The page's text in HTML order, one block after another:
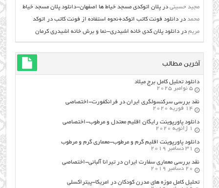
مجید حسینی درپلان اتوکدی مسجد خیاط ها اصفهان-دانلود پلان مسجد خیاط
محمد دردانلود فونت کاتب اتوکد+نحوه استفاده از فونت کاتب در اتوکد
مریم دردانلود پلان کدی خانه اشیدری-نما و برش خانه اشیدری کرمان
آخرین مطالب
دانلود تحلیل کامل برج میلاد
5 نوامبر 2025
نقد بررسی سرکنسولگری ایران در فرانکفورت-اختصاصی
14 فوریه 2020
دانلود پاورپوینت رایگان اقلیم معتدل و مرطوب-اختصاصی
1 ژانویه 2020
دانلود پاورپوینت اقلیم گرم و مرطوب-معماری گرم و مرطوب
31 دسامبر 2019
نقد بررسی معماری سفارت ایران در تیرانا آلبانی-اختصاصی
20 دسامبر 2019
تحلیل کامل موزه های مدرن کودکان در امریکا-پیتراکسلی